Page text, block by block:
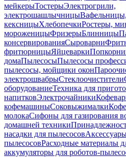
мейкерыТостерыЭлектрогрили,
электрошашлычницы
кексницыХлебопечкиРостеры,
мороженицыФризерыБлинницы
консервированияСыроварни
фритюрницыЯйцеварки
домаПылесосыПылесосы
пылесосы, мойщики окон
электрошвабрыСтеклоочистители
оборудованиеТехника для
напитковЭлектрочайники
кофемашиныСоковыжималки
молокаСифоны для газирования
домашней техники
насадки для пылесосов
пылесосовРасходные материалы
аккумуляторы для роботов-